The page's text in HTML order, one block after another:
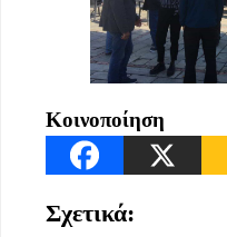
Κοινοποίηση
Σχετικά: